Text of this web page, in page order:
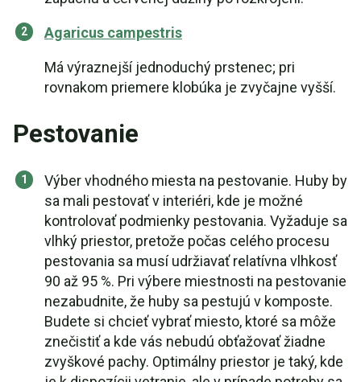
Agaricus campestris
Má výraznejší jednoduchý prstenec; pri
rovnakom priemere klobúka je zvyčajne vyšší.
Pestovanie
Výber vhodného miesta na pestovanie. Huby by
sa mali pestovať v interiéri, kde je možné
kontrolovať podmienky pestovania. Vyžaduje sa
vlhký priestor, pretože počas celého procesu
pestovania sa musí udržiavať relatívna vlhkosť
90 až 95 %. Pri výbere miestnosti na pestovanie
nezabudnite, že huby sa pestujú v komposte.
Budete si chcieť vybrať miesto, ktoré sa môže
znečistiť a kde vás nebudú obťažovať žiadne
zvyškové pachy. Optimálny priestor je taký, kde